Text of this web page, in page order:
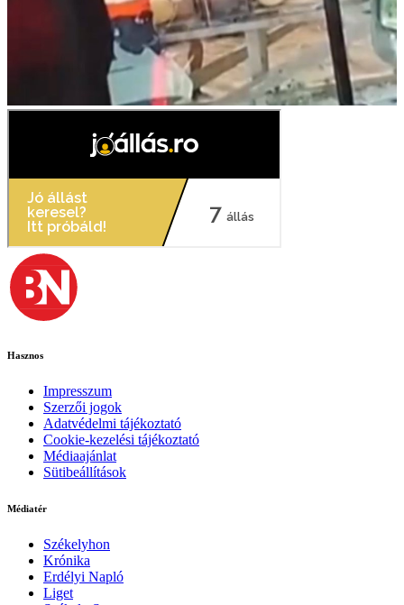
Hasznos
Impresszum
Szerzői jogok
Adatvédelmi tájékoztató
Cookie-kezelési tájékoztató
Médiaajánlat
Sütibeállítások
Médiatér
Székelyhon
Krónika
Erdélyi Napló
Liget